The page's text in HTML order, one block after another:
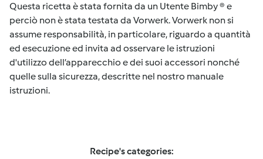
Questa ricetta è stata fornita da un Utente Bimby ® e
perciò non è stata testata da Vorwerk. Vorwerk non si
assume responsabilità, in particolare, riguardo a quantità
ed esecuzione ed invita ad osservare le istruzioni
d'utilizzo dell’apparecchio e dei suoi accessori nonché
quelle sulla sicurezza, descritte nel nostro manuale
istruzioni.
Recipe's categories: